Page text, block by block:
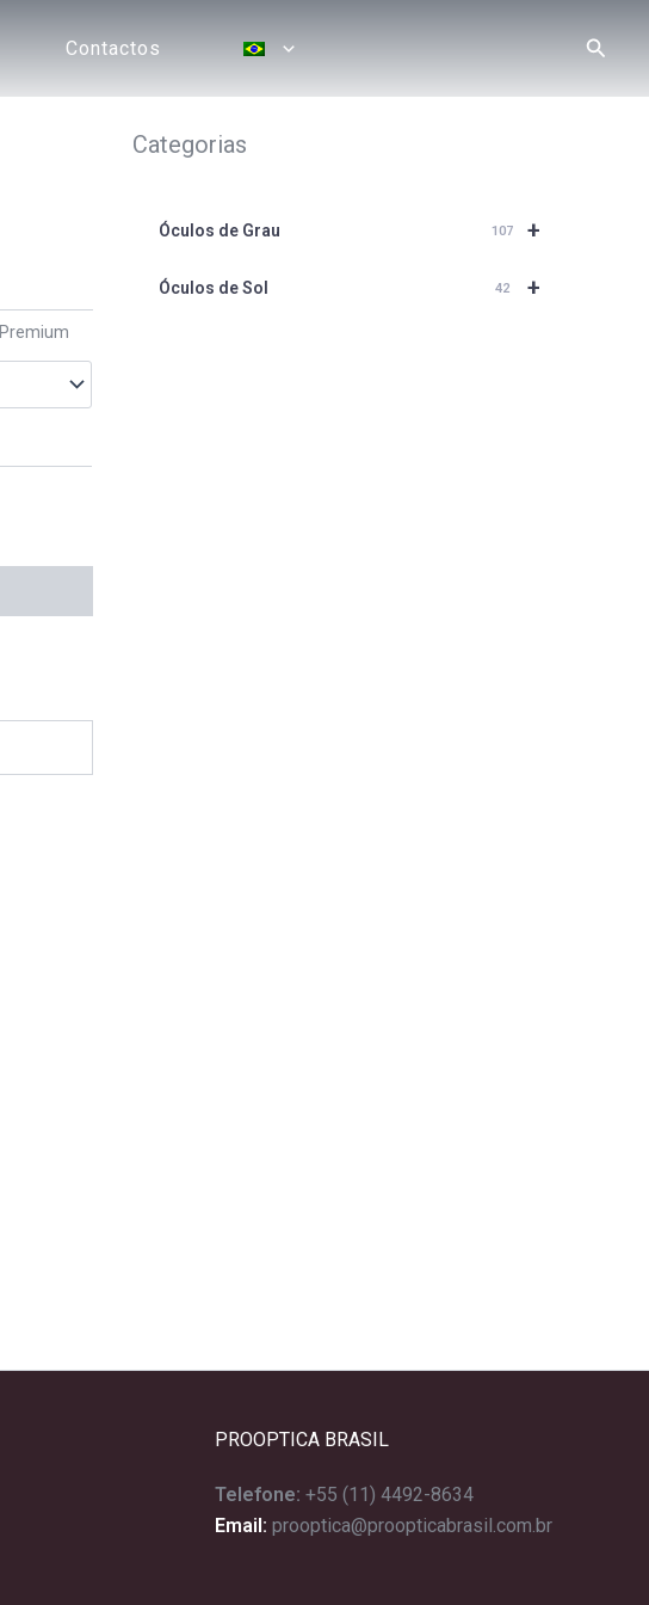
Contactos
Premium
Categorias
+
Óculos de Grau 107
+
Óculos de Sol 42
PROOPTICA BRASIL
Telefone: +55 (11) 4492-8634
Email: prooptica@proopticabrasil.com.br